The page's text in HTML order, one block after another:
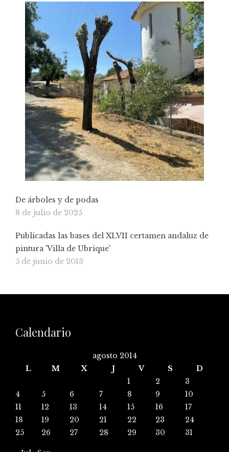
De árboles y de podas
8 de julio de 2025
Publicadas las bases del XLVII certamen andaluz de
pintura 'Villa de Ubrique'
5 de junio de 2013
Calendario
agosto 2014
L
M X J V S
D
1
2
3
4
5 6 7 8 9
10
11
12 13 14 15 16
17
18
19 20 21 22 23
24
25
26 27 28 29 30 31